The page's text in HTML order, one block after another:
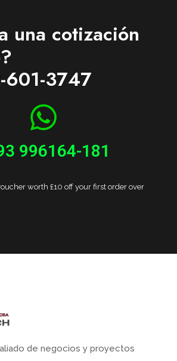
una cotización
3747
996164-181
worth £10 off your first order over
de negocios y proyectos